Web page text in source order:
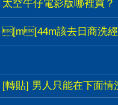
太空牛仔電影版哪裡買？
[m[44m該去日商洗
[轉貼] 男人只能在下面情